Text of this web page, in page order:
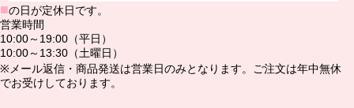
■の日が定休日です。
営業時間
10:00～19:00（平日）
10:00～13:30（土曜日）
※メール返信・商品発送は営業日のみとなります。ご注文は年中無休
でお受けしております。